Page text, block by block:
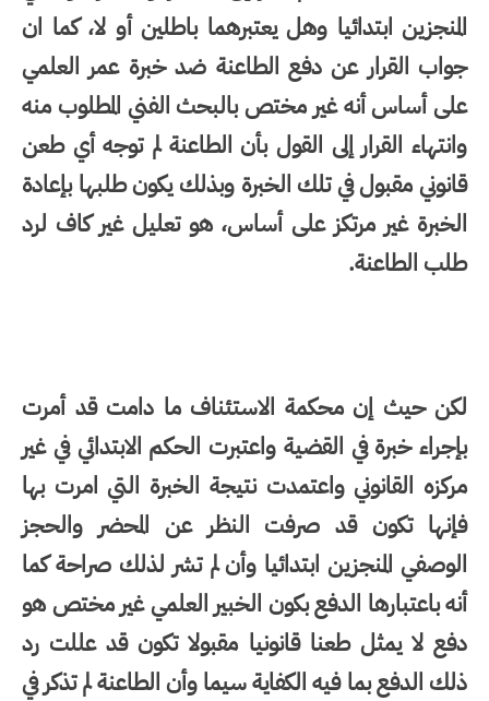
المنجزين ابتدائيا وهل يعتبرهما باطلين أو لا، كما ان
جواب القرار عن دفع الطاعنة ضد خبرة عمر العلمي
على أساس أنه غير مختص بالبحث الفني المطلوب منه
وانتهاء القرار إلى القول بأن الطاعنة لم توجه أي طعن
قانوني مقبول في تلك الخبرة وبذلك يكون طلبها بإعادة
الخبرة غير مرتكز على أساس، هو تعليل غير كاف لرد
طلب الطاعنة.
لكن حيث إن محكمة الاستئناف ما دامت قد أمرت
بإجراء خبرة في القضية واعتبرت الحكم الابتدائي في غير
مركزه القانوني واعتمدت نتيجة الخبرة التي امرت بها
فإنها تكون قد صرفت النظر عن المحضر والحجز
الوصفي المنجزين ابتدائيا وأن لم تشر لذلك صراحة كما
أنه باعتبارها الدفع بكون الخبير العلمي غير مختص هو
دفع لا يمثل طعنا قانونيا مقبولا تكون قد عللت رد
ذلك الدفع بما فيه الكفاية سيما وأن الطاعنة لم تذكر في